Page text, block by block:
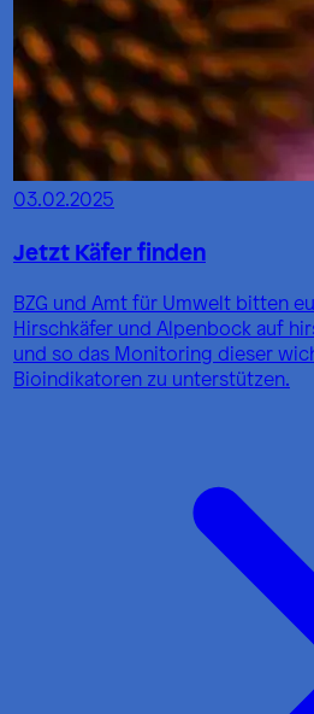
03.02.2025
Jetzt Käfer finden
BZG und Amt für Umwelt bitten
Hirschkäfer und Alpenbock auf
und so das Monitoring dieser
Bioindikatoren zu unterstützen.